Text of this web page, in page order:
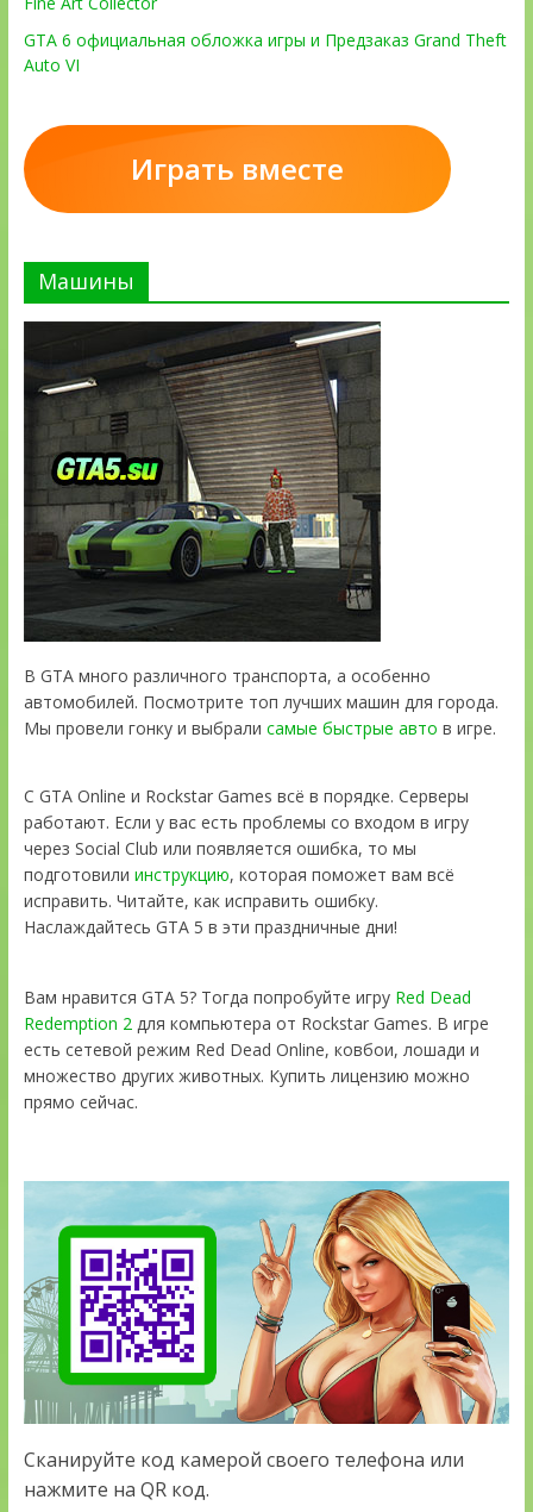
GTA 6 официальная обложка игры и Предзаказ Grand Theft
Auto VI
Играть вместе
Машины
В GTA много различного транспорта, а особенно
автомобилей. Посмотрите топ лучших машин для города.
Мы провели гонку и выбрали самые быстрые авто в игре.
С GTA Online и Rockstar Games всё в порядке. Серверы
работают. Если у вас есть проблемы со входом в игру
через Social Club или появляется ошибка, то мы
подготовили инструкцию, которая поможет вам всё
исправить. Читайте, как исправить ошибку.
Наслаждайтесь GTA 5 в эти праздничные дни!
Вам нравится GTA 5? Тогда попробуйте игру Red Dead
Redemption 2для компьютера от Rockstar Games. В игре
есть сетевой режим Red Dead Online, ковбои, лошади и
множество других животных. Купить лицензию можно
прямо сейчас.
Сканируйте код камерой своего телефона или
нажмите на QR код.